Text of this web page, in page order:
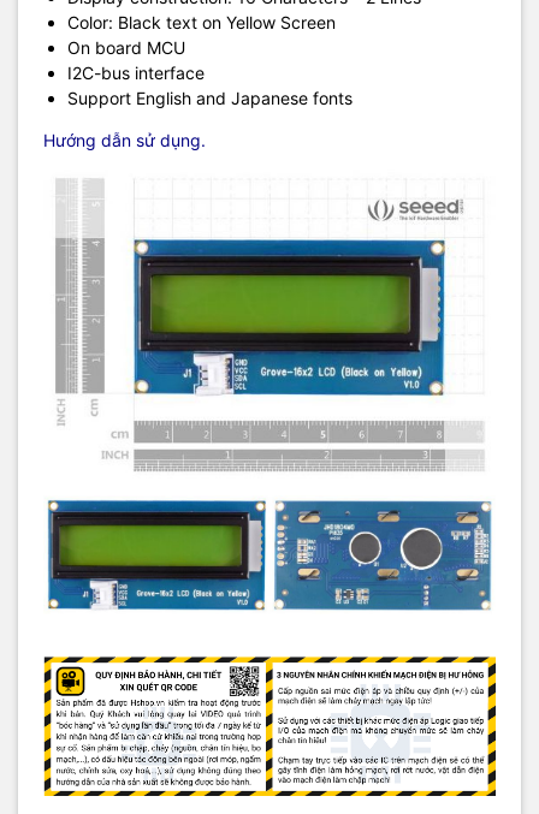
Color: Black text on Yellow Screen
On board MCU
I2C-bus interface
Support English and Japanese fonts
Hướng dẫn sử dụng.